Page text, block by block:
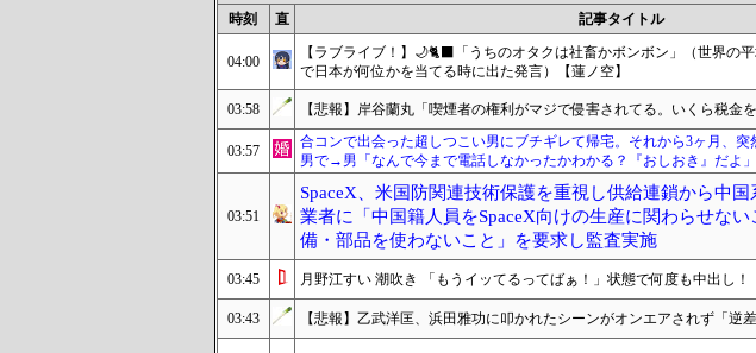
時刻
直 記事タイトル
04:00
【ラブライブ！】🌙🐈‍⬛「うちのオタクは社畜かボンボン」（世界の
で日本が何位かを当てる時に出た発言）【蓮ノ空】
03:58 【悲報】岸谷蘭丸「喫煙者の権利がマジで侵害されてる。いくら税金
03:57
合コンで出会った超しつこい男にブチギレて帰宅。それから3ヶ月、
男で→男「なんで今まで電話しなかったかわかる？『おしおき』だよ」
03:51
SpaceX、米国防関連技術保護を重視し供給連鎖から中
業者に「中国籍人員をSpaceX向けの生産に関わらせな
備・部品を使わないこと」を要求し監査実施
03:45 月野江すい 潮吹き 「もうイッてるってばぁ！」状態で何度も中出し！
03:43 【悲報】乙武洋匡、浜田雅功に叩かれたシーンがオンエアされず「逆